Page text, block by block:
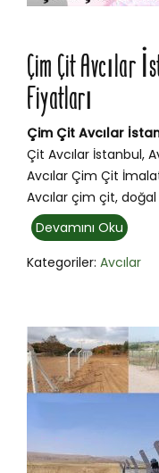
Çim Çit Avcılar
Fiyatları
Çim Çit Avcılar
Çit Avcılar İstanbul,
Avcılar Çim Çit
Avcılar çim çit,
Devamını Oku
Kategoriler: Avcılar